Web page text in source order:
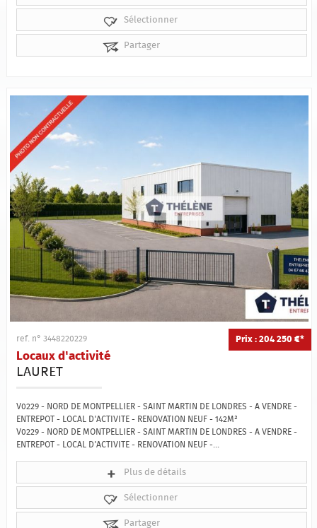
Sélectionner
Partager
Prix : 204 250 €*
ref. n° 3448220229
Locaux d'activité
LAURET
V0229 - NORD DE MONTPELLIER - SAINT MARTIN DE LONDRES - A VENDRE -
ENTREPOT - LOCAL D'ACTIVITE - RENOVATION NEUF - 142M²
V0229 - NORD DE MONTPELLIER - SAINT MARTIN DE LONDRES - A VENDRE -
ENTREPOT - LOCAL D'ACTIVITE - RENOVATION NEUF -...
Plus de détails
Sélectionner
Partager